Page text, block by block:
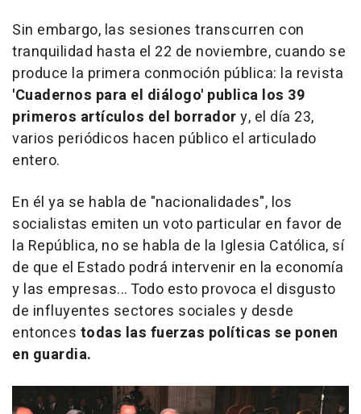
Sin embargo, las sesiones transcurren con
tranquilidad hasta el 22 de noviembre, cuando se
produce la primera conmoción pública: la revista
'Cuadernos para el diálogo' publica los 39
primeros artículos del borradory, el día 23,
varios periódicos hacen público el articulado
entero.
En él ya se habla de "nacionalidades", los
socialistas emiten un voto particular en favor de
la República, no se habla de la Iglesia Católica, sí
de que el Estado podrá intervenir en la economía
y las empresas... Todo esto provoca el disgusto
de influyentes sectores sociales y desde
entonces todas las fuerzas políticas se ponen
en guardia.